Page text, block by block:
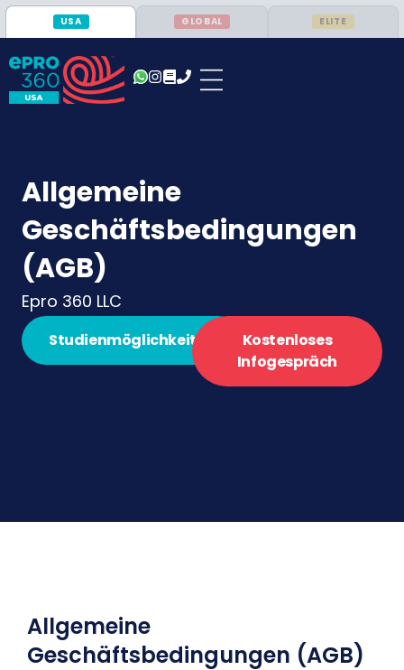
USA GLOBAL ELITE
Allgemeine
Geschäftsbedingungen
(AGB)
Epro 360 LLC
Studienmöglichkeiten
Kostenloses
Infogespräch
Allgemeine
Geschäftsbedingungen (AGB)